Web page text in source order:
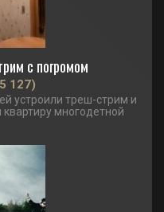
с погромом
127)
устроили треш-стрим и
многодетной